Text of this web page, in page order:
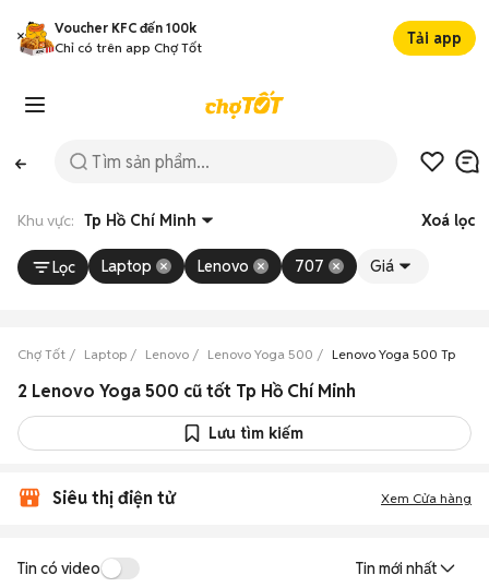
Voucher KFC đến 100k
Chỉ có trên app Chợ Tốt
Tải app
Khu vực: Tp Hồ Chí Minh Xoá lọc
Lọc Laptop Lenovo 707 Giá
Chợ Tốt Laptop Lenovo Lenovo Yoga 500 Lenovo Yoga 500 Tp Hồ
2 Lenovo Yoga 500 cũ tốt Tp Hồ Chí Minh
Lưu tìm kiếm
Siêu thị điện tử Xem Cửa hàng
Tin có video Tin mới nhất